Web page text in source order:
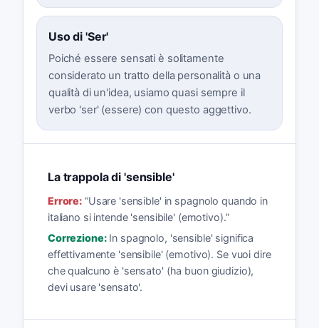
Uso di 'Ser'
Poiché essere sensati è solitamente
considerato un tratto della personalità o una
qualità di un'idea, usiamo quasi sempre il
verbo 'ser' (essere) con questo aggettivo.
La trappola di 'sensible'
Errore: “Usare 'sensible' in spagnolo quando in
italiano si intende 'sensibile' (emotivo).”
Correzione: In spagnolo, 'sensible' significa
effettivamente 'sensibile' (emotivo). Se vuoi dire
che qualcuno è 'sensato' (ha buon giudizio),
devi usare 'sensato'.